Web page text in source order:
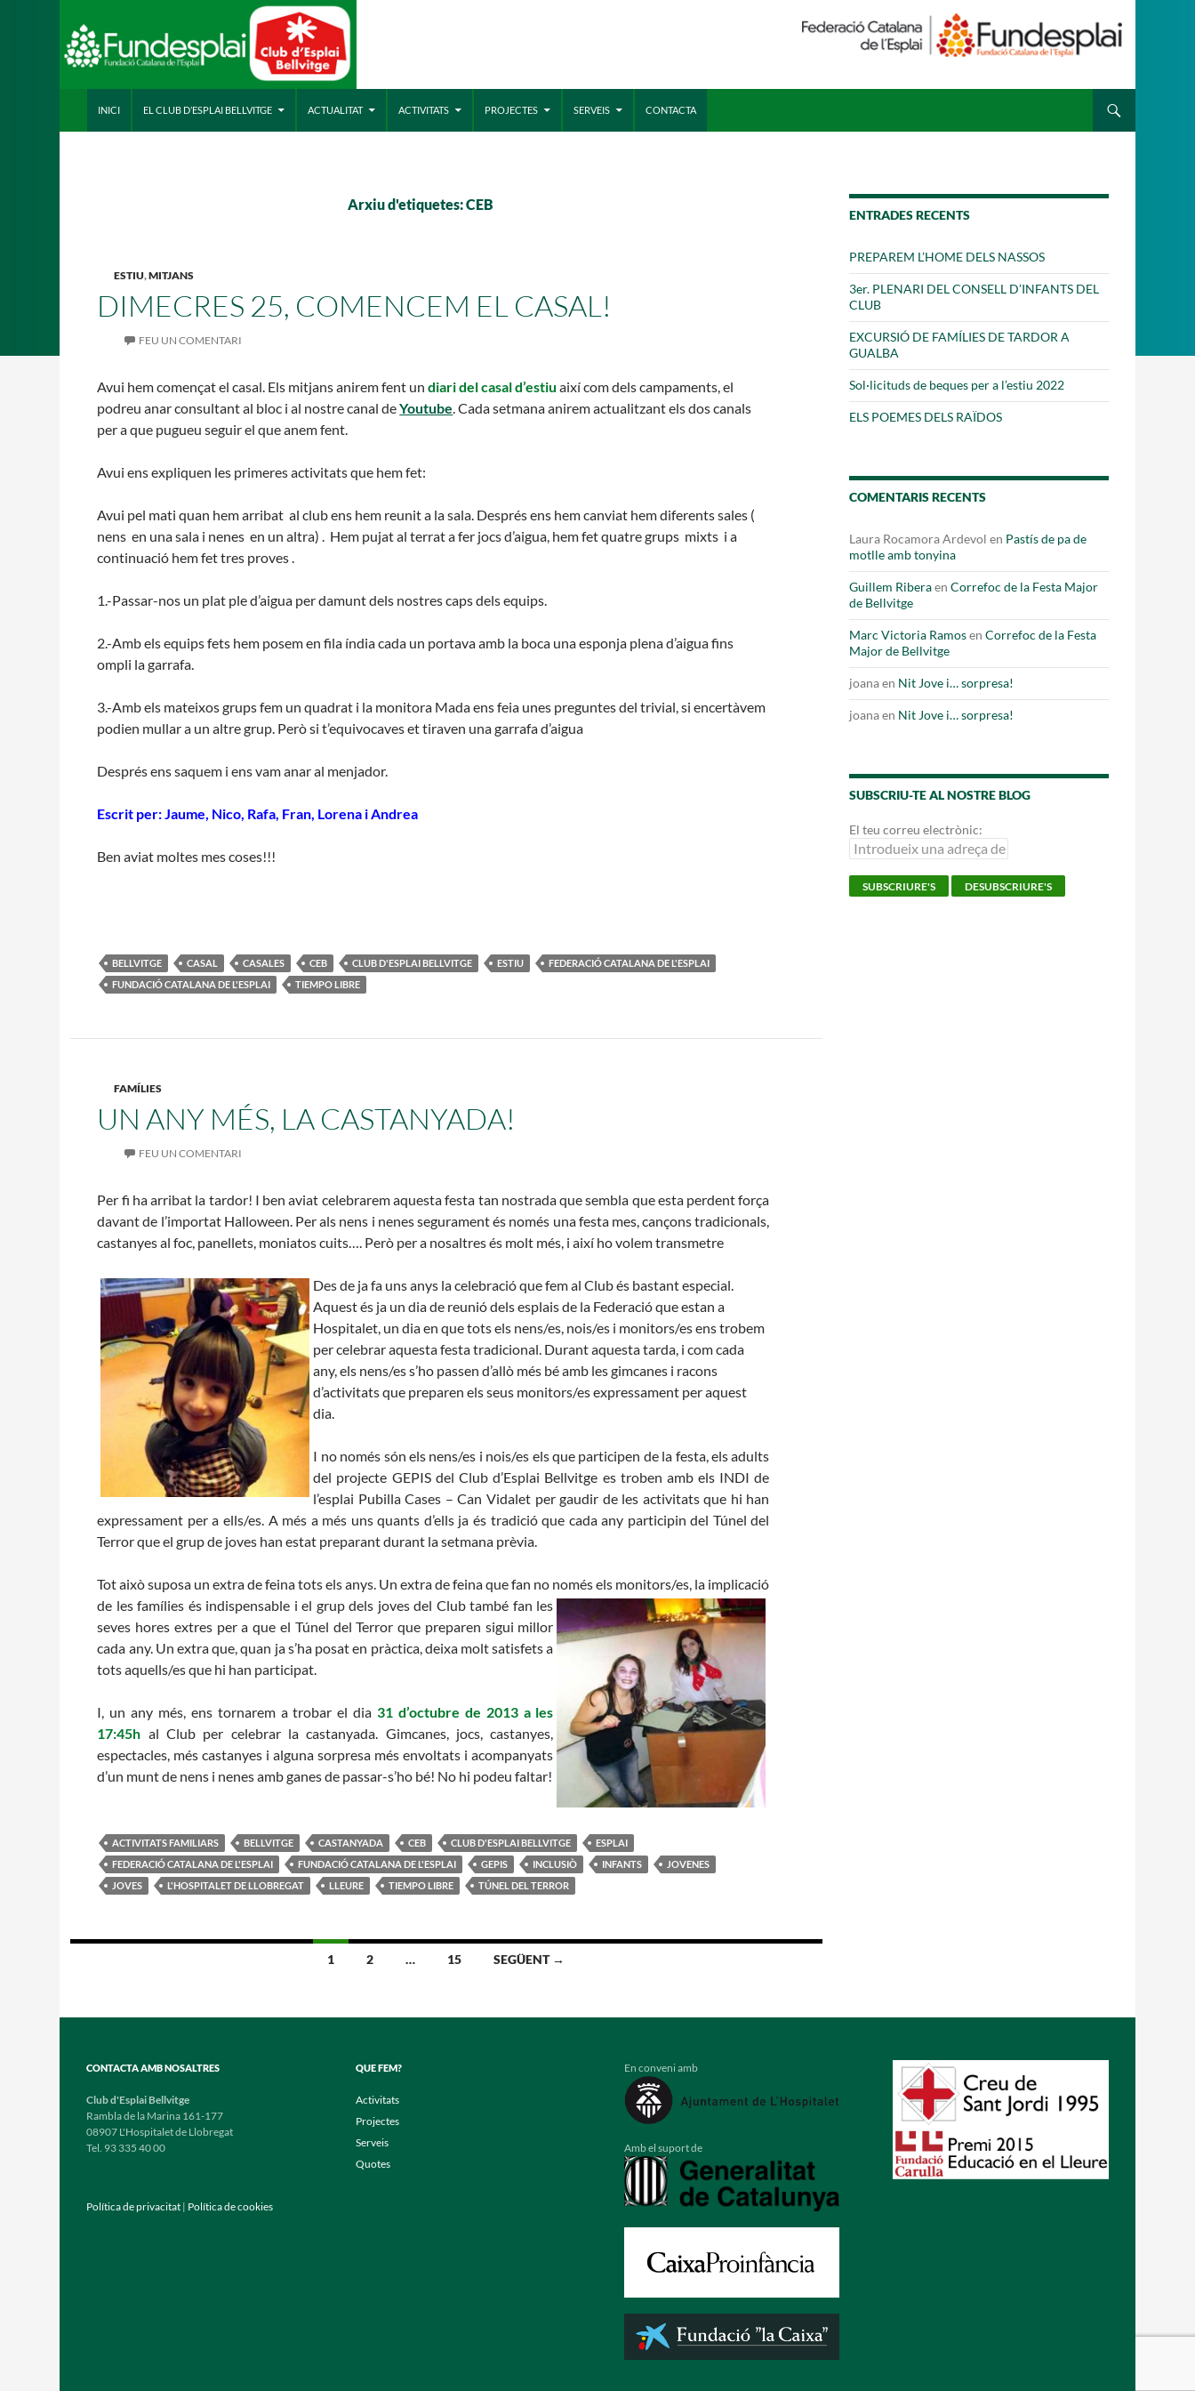
INICI
EL CLUB D’ESPLAI BELLVITGE ACTUALITAT ACTIVITATS PROJECTES SERVEIS CONTACTA
Arxiu d'etiquetes: CEB
ESTIU,MITJANS
DIMECRES 25, COMENCEM EL CASAL!
FEU UN COMENTARI
Avui hem començat el casal. Els mitjans anirem fent undiari del casal d’estiu així com dels campaments, el
podreu anar consultant al bloc i al nostre canal deYoutube. Cada setmana anirem actualitzant els dos canals
per a que pugueu seguir el que anem fent.
Avui ens expliquen les primeres activitats que hem fet:
Avui pel mati quan hem arribat al club ens hem reunit a la sala. Després ens hem canviat hem diferents sales (
nens en una sala i nenes en un altra) . Hem pujat al terrat a fer jocs d’aigua, hem fet quatre grups mixts i a
continuació hem fet tres proves .
1.-Passar-nos un plat ple d’aigua per damunt dels nostres caps dels equips.
2.-Amb els equips fets hem posem en fila índia cada un portava amb la boca una esponja plena d’aigua fins
ompli la garrafa.
3.-Amb els mateixos grups fem un quadrat i la monitora Mada ens feia unes preguntes del trivial, si encertàvem
podien mullar a un altre grup. Però si t’equivocaves et tiraven una garrafa d’aigua
Després ens saquem i ens vam anar al menjador.
Escrit per: Jaume, Nico, Rafa, Fran, Lorena i Andrea
Ben aviat moltes mes coses!!!
BELLVITGE CASAL CASALES CEB CLUB D'ESPLAI BELLVITGE ESTIU
FEDERACIÓ CATALANA DE L'ESPLAI
FUNDACIÓ CATALANA DE L'ESPLAI
TIEMPO LIBRE
FAMÍLIES
UN ANY MÉS, LA CASTANYADA!
FEU UN COMENTARI
Per fi ha arribat la tardor! I ben aviat celebrarem aquesta festa tan nostrada que sembla que esta perdent força
davant de l’importat Halloween. Per als nens i nenes segurament és només una festa mes, cançons tradicionals,
castanyes al foc, panellets, moniatos cuits…. Però per a nosaltres és molt més, i així ho volem transmetre
Des de ja fa uns anys la celebració que fem al Club és bastant especial.
Aquest és ja un dia de reunió dels esplais de la Federació que estan a
Hospitalet, un dia en que tots els nens/es, nois/es i monitors/es ens trobem
per celebrar aquesta festa tradicional. Durant aquesta tarda, i com cada
any, els nens/es s’ho passen d’allò més bé amb les gimcanes i racons
d’activitats que preparen els seus monitors/es expressament per aquest
dia.
I no només són els nens/es i nois/es els que participen de la festa, els adults
del projecte GEPIS del Club d’Esplai Bellvitge es troben amb els INDI de
l’esplai Pubilla Cases – Can Vidalet per gaudir de les activitats que hi han
expressament per a ells/es. A més a més uns quants d’ells ja és tradició que cada any participin del Túnel del
Terror que el grup de joves han estat preparant durant la setmana prèvia.
Tot això suposa un extra de feina tots els anys. Un extra de feina que fan no només els monitors/es, la implicació
de lesfamílies és indispensable i el grup dels joves del Club també fan les
seves hores extres per a que el Túnel del Terror que preparen sigui millor
cada any. Un extra que, quan ja s’ha posat en pràctica, deixa molt satisfets a
tots aquells/es que hi han participat.
I, un any més, ens tornarem a trobar el dia31 d’octubre de 2013 a les
17:45h al Club per celebrar la castanyada. Gimcanes, jocs, castanyes,
espectacles, més castanyes i alguna sorpresa més envoltats i acompanyats
d’un munt de nens i nenes amb ganes de passar-s’ho bé! No hi podeu faltar!
ACTIVITATS FAMILIARS BELLVITGE CASTANYADA CEB CLUB D'ESPLAI BELLVITGE
ESPLAI
FEDERACIÓ CATALANA DE L'ESPLAI
FUNDACIÓ CATALANA DE L'ESPLAI GEPIS INCLUSIÒ INFANTS
JOVENES
JOVES
L'HOSPITALET DE LLOBREGAT LLEURE TIEMPO LIBRE TÚNEL DEL TERROR
les
1 2 … 15 SEGÜENT →
ENTRADES RECENTS
PREPAREM L’HOME DELS NASSOS
3er. PLENARI DEL CONSELL D’INFANTS DEL
CLUB
EXCURSIÓ DE FAMÍLIES DE TARDOR A
GUALBA
Sol·licituds de beques per a l’estiu 2022
ELS POEMES DELS RAÏDOS
COMENTARIS RECENTS
Laura Rocamora Ardevol en Pastís de pa de
motlle amb tonyina
Guillem RiberaenCorrefoc de la Festa Major
de Bellvitge
Marc Victoria RamosenCorrefoc de la Festa
Major de Bellvitge
joanaen Nit Jove i… sorpresa!
joanaen Nit Jove i… sorpresa!
SUBSCRIU-TE AL NOSTRE BLOG
El teu correu electrònic:
CONTACTA AMB NOSALTRES
Club d'Esplai Bellvitge
Rambla de la Marina 161-177
08907 L'Hospitalet de Llobregat
Tel. 93 335 40 00
QUE FEM?
Activitats
Projectes
Serveis
Quotes
En conveni amb
Amb el suport de
Política de privacitat | Política de cookies
ACTIVITATS D'ESTIU MÓN ESCOLAR ALBERG CENTRE ESPLAI
ACCIÓ SOCIAL I JOVES SUPORT TERCER SECTOR
CONEIX FUNDESPLAI
La Fundació
L'equip
Missió i valors
Memòria d'activitats
ACTUALITAT
Notícies
Butlletins
Fes voluntariat
Fes un donatiu